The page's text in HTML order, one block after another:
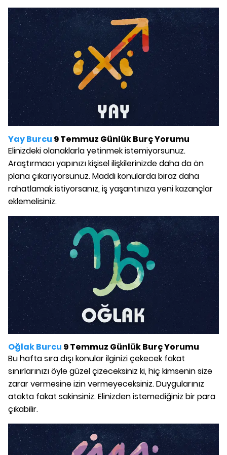
Yay Burcu 9 Temmuz Günlük Burç Yorumu
Elinizdeki olanaklarla yetinmek istemiyorsunuz.
Araştırmacı yapınızı kişisel ilişkilerinizde daha da ön
plana çıkarıyorsunuz. Maddi konularda biraz daha
rahatlamak istiyorsanız, iş yaşantınıza yeni kazançlar
eklemelisiniz.
Oğlak Burcu 9 Temmuz Günlük Burç Yorumu
Bu hafta sıra dışı konular ilginizi çekecek fakat
sınırlarınızı öyle güzel çizeceksiniz ki, hiç kimsenin size
zarar vermesine izin vermeyeceksiniz. Duygularınız
atakta fakat sakinsiniz. Elinizden istemediğiniz bir para
çıkabilir.